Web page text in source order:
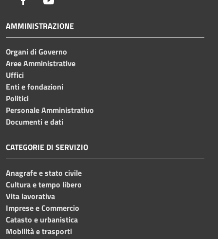
AMMINISTRAZIONE
Organi di Governo
Aree Amministrative
Uffici
Enti e fondazioni
Politici
Personale Amministrativo
Documenti e dati
CATEGORIE DI SERVIZIO
Anagrafe e stato civile
Cultura e tempo libero
Vita lavorativa
Imprese e Commercio
Catasto e urbanistica
Mobilità e trasporti